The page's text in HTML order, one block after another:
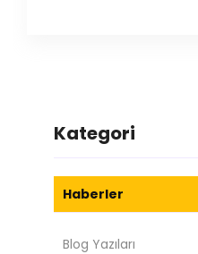
Kategori
Haberler
Blog Yazıları